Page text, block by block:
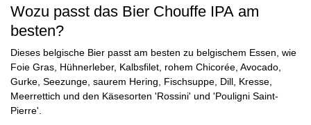
Wozu passt das Bier Chouffe IPA am
besten?
Dieses belgische Bier passt am besten zu belgischem Essen, wie
Foie Gras, Hühnerleber, Kalbsfilet, rohem Chicorée, Avocado,
Gurke, Seezunge, saurem Hering, Fischsuppe, Dill, Kresse,
Meerrettich und den Käsesorten 'Rossini' und 'Pouligni Saint-
Pierre'.